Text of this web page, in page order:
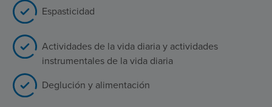
Espasticidad
Actividades de la vida diaria y actividades
instrumentales de la vida diaria
Deglución y alimentación